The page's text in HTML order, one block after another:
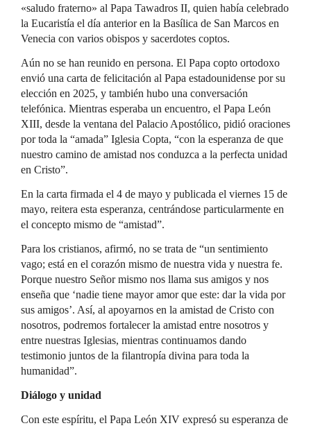
«saludo fraterno» al Papa Tawadros II, quien había celebrado
la Eucaristía el día anterior en la Basílica de San Marcos en
Venecia con varios obispos y sacerdotes coptos.
Aún no se han reunido en persona. El Papa copto ortodoxo
envió una carta de felicitación al Papa estadounidense por su
elección en 2025, y también hubo una conversación
telefónica. Mientras esperaba un encuentro, el Papa León
XIII, desde la ventana del Palacio Apostólico, pidió oraciones
por toda la “amada” Iglesia Copta, “con la esperanza de que
nuestro camino de amistad nos conduzca a la perfecta unidad
en Cristo”.
En la carta firmada el 4 de mayo y publicada el viernes 15 de
mayo, reitera esta esperanza, centrándose particularmente en
el concepto mismo de “amistad”.
Para los cristianos, afirmó, no se trata de “un sentimiento
vago; está en el corazón mismo de nuestra vida y nuestra fe.
Porque nuestro Señor mismo nos llama sus amigos y nos
enseña que ‘nadie tiene mayor amor que este: dar la vida por
sus amigos’. Así, al apoyarnos en la amistad de Cristo con
nosotros, podremos fortalecer la amistad entre nosotros y
entre nuestras Iglesias, mientras continuamos dando
testimonio juntos de la filantropía divina para toda la
humanidad”.
Diálogo y unidad
Con este espíritu, el Papa León XIV expresó su esperanza de